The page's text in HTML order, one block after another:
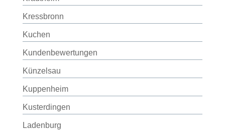
Kressbronn
Kuchen
Kundenbewertungen
Künzelsau
Kuppenheim
Kusterdingen
Ladenburg